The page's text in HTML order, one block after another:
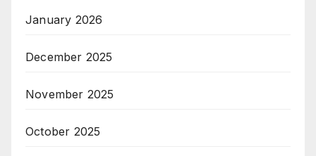
January 2026
December 2025
November 2025
October 2025